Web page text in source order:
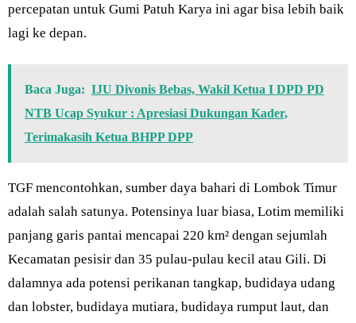
percepatan untuk Gumi Patuh Karya ini agar bisa lebih baik
lagi ke depan.
Baca Juga: IJU Divonis Bebas, Wakil Ketua I DPD PD
NTB Ucap Syukur : Apresiasi Dukungan Kader,
Terimakasih Ketua BHPP DPP
TGF mencontohkan, sumber daya bahari di Lombok Timur
adalah salah satunya. Potensinya luar biasa, Lotim memiliki
panjang garis pantai mencapai 220 km² dengan sejumlah
Kecamatan pesisir dan 35 pulau-pulau kecil atau Gili. Di
dalamnya ada potensi perikanan tangkap, budidaya udang
dan lobster, budidaya mutiara, budidaya rumput laut, dan